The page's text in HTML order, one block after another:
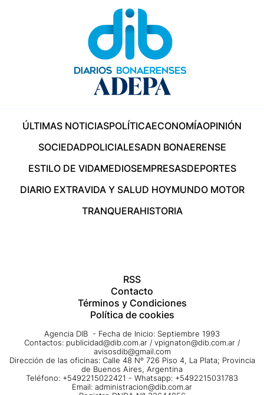
ÚLTIMAS NOTICIASPOLÍTICAECONOMÍAOPINIÓN
SOCIEDADPOLICIALESADN BONAERENSE
ESTILO DE VIDAMEDIOSEMPRESASDEPORTES
DIARIO EXTRAVIDA Y SALUD HOYMUNDO MOTOR
TRANQUERAHISTORIA
RSS
Contacto
Términos y Condiciones
Política de cookies
Agencia DIB - Fecha de Inicio: Septiembre 1993
Contactos: publicidad@dib.com.ar / vpignaton@dib.com.ar /
avisosdib@gmail.com
Dirección de las oficinas: Calle 48 Nº 726 Piso 4, La Plata; Provincia
de Buenos Aires, Argentina
Teléfono: +5492215022421 - Whatsapp: +5492215031783
Email: administracion@dib.com.ar